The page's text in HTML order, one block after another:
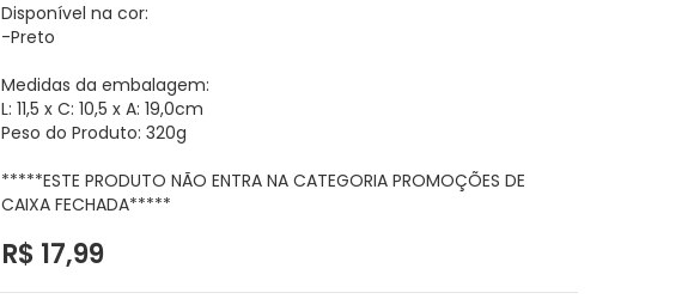
Disponível na cor:
-Preto
Medidas da embalagem:
L: 11,5 x C: 10,5 x A: 19,0cm
Peso do Produto: 320g
*****ESTE PRODUTO NÃO ENTRA NA CATEGORIA PROMOÇÕES DE
CAIXA FECHADA*****
R$ 17,99